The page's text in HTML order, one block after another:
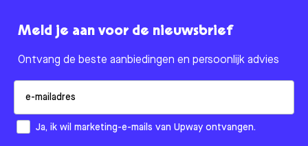
Meld je aan voor de nieuwsbrief
Ontvang de beste aanbiedingen en persoonlijk advies
How would you like to hear from us?
Ja, ik wil marketing-e-mails van Upway ontvangen.